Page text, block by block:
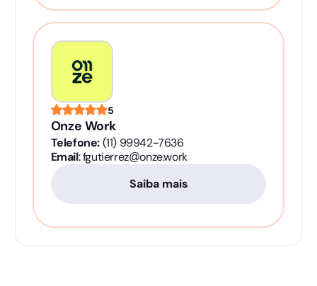
5
Onze Work
Telefone:(11) 99942-7636
Email: fgutierrez@onze.work
Saiba mais